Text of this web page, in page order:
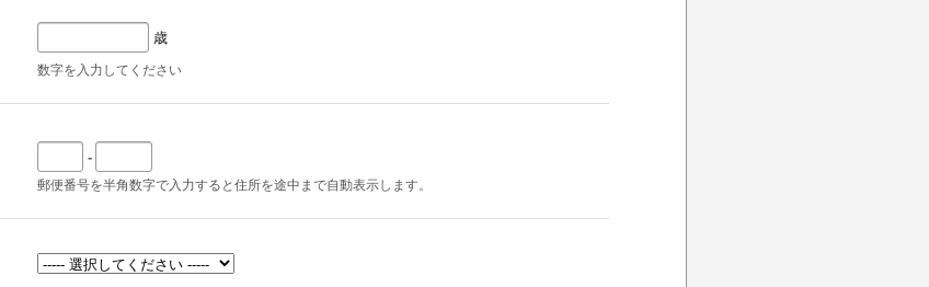
歳
数字を入力してください
-
郵便番号を半角数字で入力すると住所を途中まで自動表示します。